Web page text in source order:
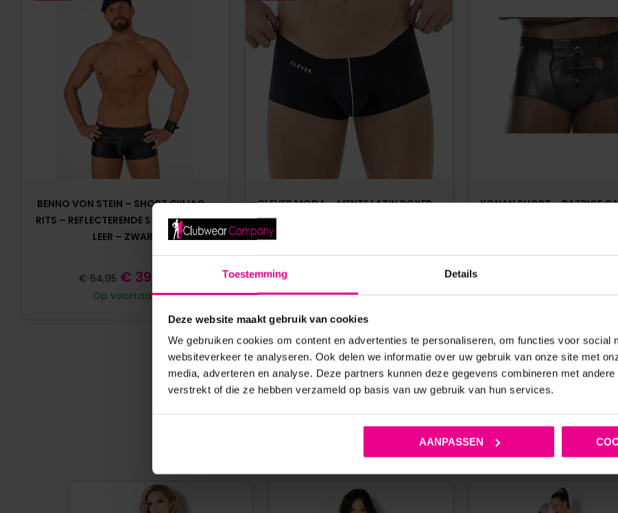
Toestemming Details
Deze website maakt gebruik van cookies
We gebruiken cookies om content en advertenties te personaliseren, om functies voor social
websiteverkeer te analyseren. Ook delen we informatie over uw gebruik van onze site met
media, adverteren en analyse. Deze partners kunnen deze gegevens combineren met
verstrekt of die ze hebben verzameld op basis van uw gebruik van hun services.
AANPASSEN
BENNO VON STEIN – SHORT CYLIAO –
RITS – REFLECTERENDE STREPEN – PU-
LEER – ZWART
Op voorraad
€ 64,95 € 39,95
CLEVER MODA – MENTE LATIN BOXER –
WHITE STRIPE – ZACHT MICROVEZEL –
Op voorraad
KONAN SHORT – PATRICE
Op voorraad
ANDERE MENSEN BEKEKEN OOK: